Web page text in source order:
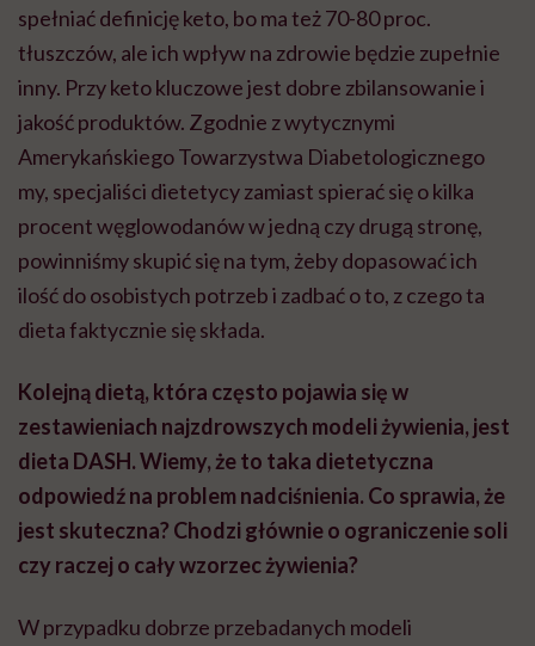
spełniać definicję keto, bo ma też 70-80 proc.
tłuszczów, ale ich wpływ na zdrowie będzie zupełnie
inny. Przy keto kluczowe jest dobre zbilansowanie i
jakość produktów. Zgodnie z wytycznymi
Amerykańskiego Towarzystwa Diabetologicznego
my, specjaliści dietetycy zamiast spierać się o kilka
procent węglowodanów w jedną czy drugą stronę,
powinniśmy skupić się na tym, żeby dopasować ich
ilość do osobistych potrzeb i zadbać o to, z czego ta
dieta faktycznie się składa.
Kolejną dietą, która często pojawia się w
zestawieniach najzdrowszych modeli żywienia, jest
dieta DASH. Wiemy, że to taka dietetyczna
odpowiedź na problem nadciśnienia. Co sprawia, że
jest skuteczna? Chodzi głównie o ograniczenie soli
czy raczej o cały wzorzec żywienia?
W przypadku dobrze przebadanych modeli